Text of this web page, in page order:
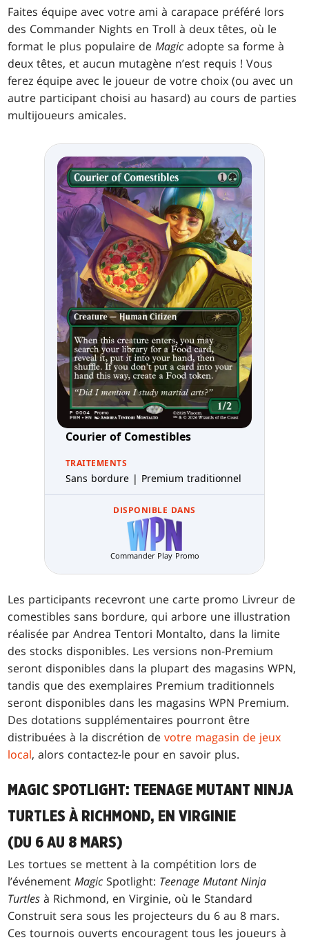
Faites équipe avec votre ami à carapace préféré lors
des Commander Nights en Troll à deux têtes, où le
format le plus populaire deMagic adopte sa forme à
deux têtes, et aucun mutagène n’est requis ! Vous
ferez équipe avec le joueur de votre choix (ou avec un
autre participant choisi au hasard) au cours de parties
multijoueurs amicales.
Courier of Comestibles
TRAITEMENTS
Sans bordure | Premium traditionnel
DISPONIBLE DANS
Commander Play Promo
Les participants recevront une carte promo Livreur de
comestibles sans bordure, qui arbore une illustration
réalisée par Andrea Tentori Montalto, dans la limite
des stocks disponibles. Les versions non-Premium
seront disponibles dans la plupart des magasins WPN,
tandis que des exemplaires Premium traditionnels
seront disponibles dans les magasins WPN Premium.
Des dotations supplémentaires pourront être
distribuées à la discrétion devotre magasin de jeux
local, alors contactez-le pour en savoir plus.
MAGIC SPOTLIGHT: TEENAGE MUTANT NINJA
TURTLES À RICHMOND, EN VIRGINIE
(DU 6 AU 8 MARS)
Les tortues se mettent à la compétition lors de
l’événementMagic Spotlight: Teenage Mutant Ninja
Turtles à Richmond, en Virginie, où le Standard
Construit sera sous les projecteurs du 6 au 8 mars.
Ces tournois ouverts encouragent tous les joueurs à